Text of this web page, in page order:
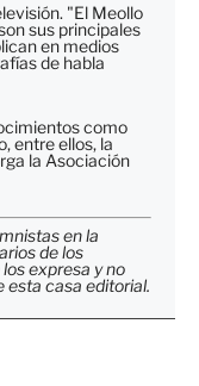
"El Meollo
sus principales
en medios
de habla
como
entre ellos, la
la Asociación
en la
de los
expresa y no
esta casa editorial.